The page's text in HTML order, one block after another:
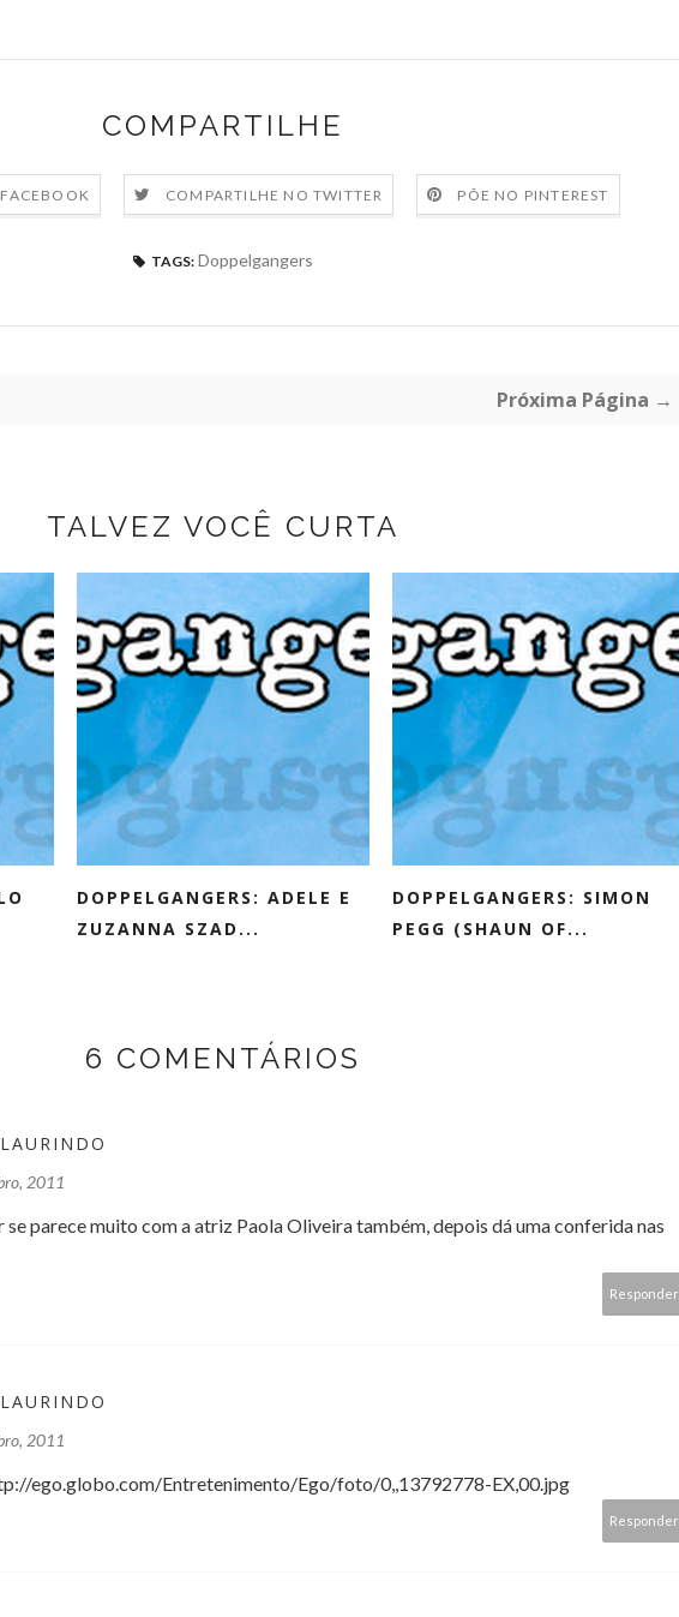
COMPARTILHE
COMPARTILHE NO TWITTER PÕE NO PINTEREST
TAGS: Doppelgangers
Próxima Página →
TALVEZ VOCÊ CURTA
DOPPELGANGERS: ADELE E
ZUZANNA SZAD...
DOPPELGANGERS: SIMON
PEGG (SHAUN OF...
6 COMENTÁRIOS
2011
se parece muito com a atriz Paola Oliveira também, depois dá uma conferida nas
Responder
2011
ego.globo.com/Entretenimento/Ego/foto/0,,13792778-EX,00.jpg
Responder